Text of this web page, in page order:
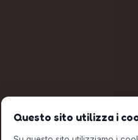
Questo sito utilizza i